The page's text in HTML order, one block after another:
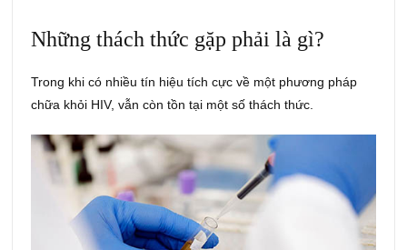
Những thách thức gặp phải là gì?
Trong khi có nhiều tín hiệu tích cực về một phương pháp
chữa khỏi HIV, vẫn còn tồn tại một số thách thức.